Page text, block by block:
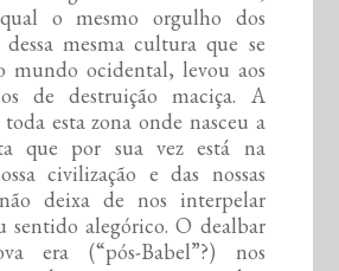
o mesmo orgulho dos
dessa mesma cultura que se
mundo ocidental, levou aos
de destruição maciça. A
esta zona onde nasceu a
que por sua vez está na
civilização e das nossas
deixa de nos interpelar
sentido alegórico. O dealbar
era (“pós-Babel”?) nos